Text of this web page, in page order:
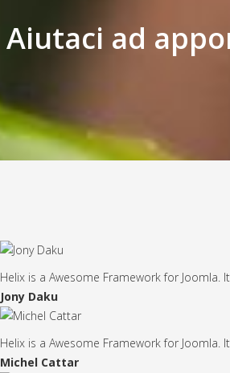
Aiutaci ad
Helix is a Awesome Framework for Joomla.
Jony Daku
Helix is a Awesome Framework for Joomla.
Michel Cattar